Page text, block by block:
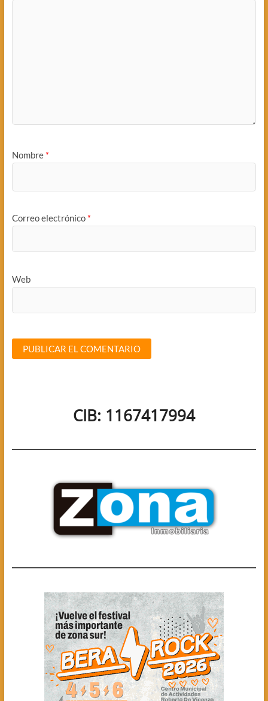
Nombre *
Correo electrónico *
Web
CIB: 1167417994